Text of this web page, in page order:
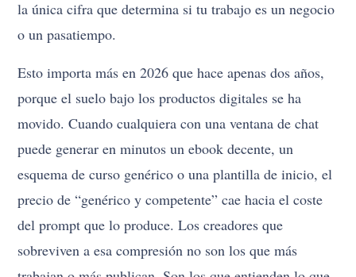
la única cifra que determina si tu trabajo es un negocio
o un pasatiempo.
Esto importa más en 2026 que hace apenas dos años,
porque el suelo bajo los productos digitales se ha
movido. Cuando cualquiera con una ventana de chat
puede generar en minutos un ebook decente, un
esquema de curso genérico o una plantilla de inicio, el
precio de “genérico y competente” cae hacia el coste
del prompt que lo produce. Los creadores que
sobreviven a esa compresión no son los que más